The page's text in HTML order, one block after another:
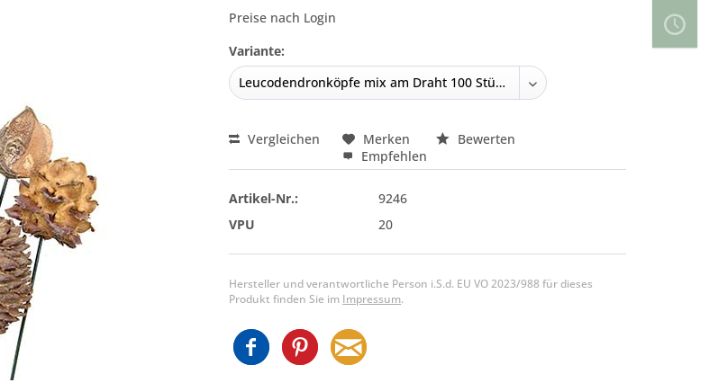
Preise nach Login
Variante:
Vergleichen Merken
Bewerten
Empfehlen
Artikel-Nr.:
9246
VPU
20
Hersteller und verantwortliche Person i.S.d. EU VO 2023/988 für dieses
Produkt finden Sie im Impressum.